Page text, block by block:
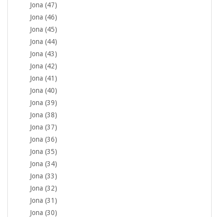
Jona (47)
Jona (46)
Jona (45)
Jona (44)
Jona (43)
Jona (42)
Jona (41)
Jona (40)
Jona (39)
Jona (38)
Jona (37)
Jona (36)
Jona (35)
Jona (34)
Jona (33)
Jona (32)
Jona (31)
Jona (30)